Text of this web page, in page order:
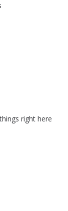
things right here